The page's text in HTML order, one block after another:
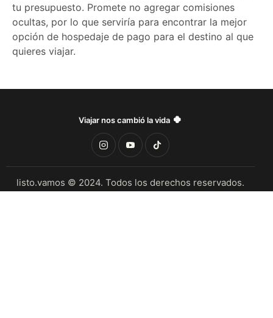
tu presupuesto. Promete no agregar comisiones
ocultas, por lo que serviría para encontrar la mejor
opción de hospedaje de pago para el destino al que
quieres viajar.
Viajarnos cambió la vida 🍀
listo.vamos © 2024. Todos los derechos reservados.